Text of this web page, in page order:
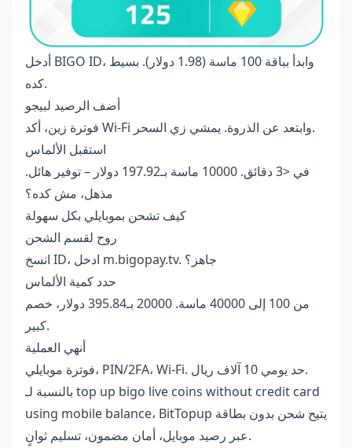
أدخل BIGO ID، وابدأ بباقة 100 ماسة (1.98 دولار). بسيط
كده.
أضف الرصيد لبيجو
فوترة زين، أكد Wi-Fi وابتعد عن الذروة. يمشي زي السحر.
استقبل الألماس
في <3 دقائق. 10000 ماسة بـ197.92 دولار – توفير هائل.
مذهل، مش كده؟
كيف تشحن بموبايلي بكل سهولة
روح لقسم الشحن
انسخ ID، ادخل m.bigopay.tv. جاهز؟
حدد كمية الألماس
من 100 إلى 40000 ماسة. 20000 بـ395.84 دولار، خصم
كبير.
أنهي العملية
فوترة موبايلي، PIN/2FA، Wi-Fi. حد يومي 10 آلاف ريال.
top up bigo live coins without credit card
using mobile balance، BitTopup يتيح شحن بدون بطاقة
عبر رصيد موبايل، أمان مضمون، تسليم ثوانٍ.